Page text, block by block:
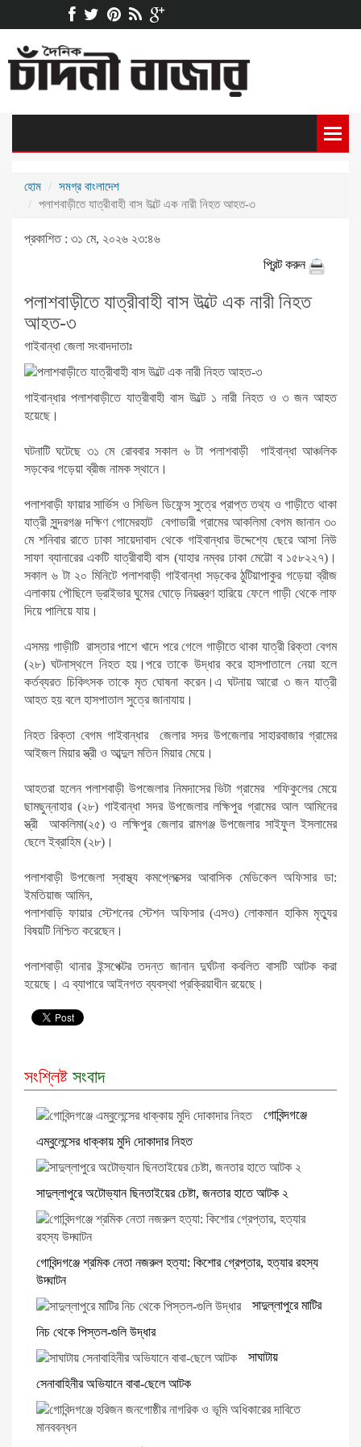
হোম
সমগ্র বাংলাদেশ
পলাশবাড়ীতে যাত্রীবাহী বাস উল্টে এক নারী নিহত আহত-৩
প্রকাশিত : ৩১ মে, ২০২৬ ২৩:৪৬
প্রিন্ট করুন
পলাশবাড়ীতে যাত্রীবাহী বাস উল্টে এক নারী নিহত
আহত-৩
গাইবান্ধা জেলা সংবাদদাতাঃ
গাইবান্ধার পলাশবাড়ীতে যাত্রীবাহী বাস উল্টে ১ নারী নিহত ও ৩ জন আহত
হয়েছে।
ঘটনাটি ঘটেছে ৩১ মে রোববার সকাল ৬ টা পলাশবাড়ী গাইবান্ধা আঞ্চলিক
সড়কের গড়েয়া ব্রীজ নামক স্থানে।
পলাশবাড়ী ফায়ার সার্ভিস ও সিভিল ডিফেন্স সুত্রে প্রাপ্ত তথ্য ও গাড়ীতে থাকা
যাত্রী সুন্দরগঞ্জ দক্ষিণ গোমেরহাট বেগাডারী গ্রামের আকলিমা বেগম জানান ৩০
মে শনিবার রাতে ঢাকা সায়েদাবাদ থেকে গাইবান্ধার উদ্দেশ্যে ছেরে আসা নিউ
সাফা ব্যানারের একটি যাত্রীবাহী বাস (যাহার নম্বর ঢাকা মেট্টো ব ১৫৮২২৭)।
সকাল ৬ টা ২০ মিনিটে পলাশবাড়ী গাইবান্ধা সড়কের ঠুটিয়াপাকুর গড়েয়া ব্রীজ
এলাকায় পৌছিলে ড্রাইভার ঘুমের ঘোড়ে নিয়ন্ত্রণ হারিয়ে ফেলে গাড়ী থেকে লাফ
দিয়ে পালিয়ে যায়।
এসময় গাড়ীটি রাস্তার পাশে খাদে পরে গেলে গাড়ীতে থাকা যাত্রী রিক্তা বেগম
(২৮) ঘটনাস্থলে নিহত হয়।পরে তাকে উদ্ধার করে হাসপাতালে নেয়া হলে
কর্তব্যরত চিকিৎসক তাকে মৃত ঘোষনা করেন।এ ঘটনায় আরো ৩ জন যাত্রী
আহত হয় বলে হাসপাতাল সুত্রে জানাযায়।
নিহত রিক্তা বেগম গাইবান্ধার জেলার সদর উপজেলার সাহারবাজার গ্রামের
আইজল মিয়ার স্ত্রী ও আব্দুল মতিন মিয়ার মেয়ে।
আহতরা হলেন পলাশবাড়ী উপজেলার নিমদাসের ভিটা গ্রামের শফিকুলের মেয়ে
ছামছুন্নাহার (২৮) গাইবান্ধা সদর উপজেলার লক্ষিপুর গ্রামের আল আমিনের
স্ত্রী আকলিমা(২৫) ও লক্ষিপুর জেলার রামগঞ্জ উপজেলার সাইফুল ইসলামের
ছেলে ইব্রাহিম (২৮)।
পলাশবাড়ী উপজেলা স্বাস্থ্য কমপ্লেক্সের আবাসিক মেডিকেল অফিসার ডা:
ইমতিয়াজ আমিন,
পলাশবাড়ি ফায়ার স্টেশনের স্টেশন অফিসার (এসও) লোকমান হাকিম মৃত্যুর
বিষয়টি নিশ্চিত করেছেন।
পলাশবাড়ী থানার ইন্সপেক্টর তদন্ত জানান দুর্ঘটনা কবলিত বাসটি আটক করা
হয়েছে। এ ব্যাপারে আইনগত ব্যবস্থা প্রক্রিয়াধীন রয়েছে।
সংশ্লিষ্ট সংবাদ
গোবিন্দগঞ্জে
এম্বুলেন্সের ধাক্কায় মুদি দোকাদার নিহত
সাদুল্লাপুরে অটোভ্যান ছিনতাইয়ের চেষ্টা, জনতার হাতে আটক ২
গোবিন্দগঞ্জে শ্রমিক নেতা নজরুল হত্যা: কিশোর গ্রেপ্তার, হত্যার রহস্য
উদ্ঘাটন
সাদুল্লাপুরে মাটির
নিচ থেকে পিস্তল-গুলি উদ্ধার
সাঘাটায়
সেনাবাহিনীর অভিযানে বাবা-ছেলে আটক